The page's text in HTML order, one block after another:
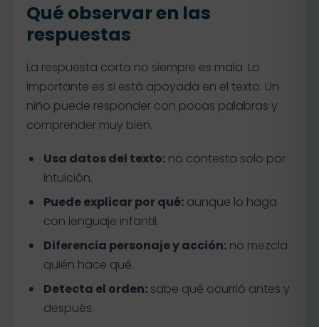
Qué observar en las
respuestas
La respuesta corta no siempre es mala. Lo
importante es si está apoyada en el texto. Un
niño puede responder con pocas palabras y
comprender muy bien.
Usa datos del texto:no contesta solo por
intuición.
Puede explicar por qué:aunque lo haga
con lenguaje infantil.
Diferencia personaje y acción:no mezcla
quién hace qué.
Detecta el orden:sabe qué ocurrió antes y
después.